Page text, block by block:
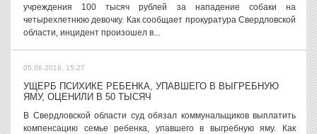
учреждения 100 тысяч рублей за нападение собаки на
четырехлетнюю девочку. Как сообщает прокуратура Свердловской
области, инцидент произошел в...
05.06.2018, 15:27
УЩЕРБ ПСИХИКЕ РЕБЕНКА, УПАВШЕГО В ВЫГРЕБНУЮ
ЯМУ, ОЦЕНИЛИ В 50 ТЫСЯЧ
В Свердловской области суд обязал коммунальщиков выплатить
компенсацию семье ребенка, упавшего в выгребную яму. Как